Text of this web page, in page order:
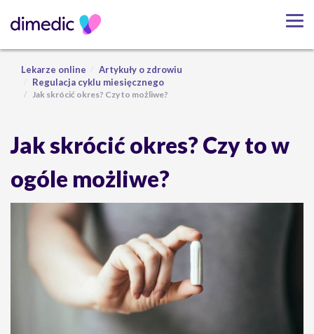
Lekarze online
Artykuły o zdrowiu
Regulacja cyklu miesięcznego
Jak skrócić okres? Czy to możliwe?
Jak skrócić okres? Czy to w
ogóle możliwe?